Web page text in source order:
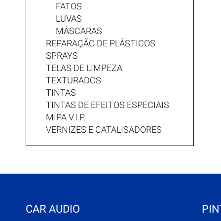
FATOS
LUVAS
MÁSCARAS
REPARAÇÃO DE PLÁSTICOS
SPRAYS
TELAS DE LIMPEZA
TEXTURADOS
TINTAS
TINTAS DE EFEITOS ESPECIAIS
MIPA V.I.P.
VERNIZES E CATALISADORES
CAR AUDIO